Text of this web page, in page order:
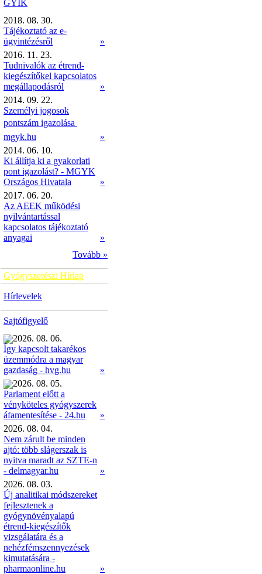
GYIK
2018. 08. 30.
Tájékoztató az e-
ügyintézésről
»
2016. 11. 23.
Tudnivalók az étrend-
kiegészítőkel kapcsolatos
megállapodásról
»
2014. 09. 22.
Személyi jogosok
pontszám igazolása 
mgyk.hu
»
2014. 06. 10.
Ki állítja ki a gyakorlati
pont igazolást? - MGYK
Országos Hivatala
»
2017. 06. 20.
Az AEEK működési
nyilvántartással
kapcsolatos tájékoztató
anyagai
»
Tovább »
Gyógyszerészi Hírlap
Hírlevelek
Sajtófigyelő
2026. 08. 06.
Így kapcsolt takarékos
üzemmódra a magyar
gazdaság - hvg.hu
»
2026. 08. 05.
Parlament előtt a
vényköteles gyógyszerek
áfamentesítése - 24.hu
»
2026. 08. 04.
Nem zárult be minden
ajtó: több slágerszak is
nyitva maradt az SZTE-n
- delmagyar.hu
»
2026. 08. 03.
Új analitikai módszereket
fejlesztenek a
gyógynövényalapú
étrend-kiegészítők
vizsgálatára és a
nehézfémszennyezések
kimutatására -
pharmaonline.hu
»